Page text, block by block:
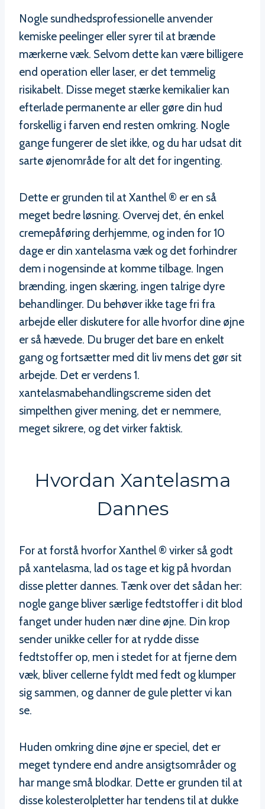
Nogle sundhedsprofessionelle anvender
kemiske peelinger eller syrer til at brænde
mærkerne væk. Selvom dette kan være billigere
end operation eller laser, er det temmelig
risikabelt. Disse meget stærke kemikalier kan
efterlade permanente ar eller gøre din hud
forskellig i farven end resten omkring. Nogle
gange fungerer de slet ikke, og du har udsat dit
sarte øjenområde for alt det for ingenting.
Dette er grunden til at Xanthel ® er en så
meget bedre løsning. Overvej det, én enkel
cremepåføring derhjemme, og inden for 10
dage er din xantelasma væk og det forhindrer
dem i nogensinde at komme tilbage. Ingen
brænding, ingen skæring, ingen talrige dyre
behandlinger. Du behøver ikke tage fri fra
arbejde eller diskutere for alle hvorfor dine øjne
er så hævede. Du bruger det bare en enkelt
gang og fortsætter med dit liv mens det gør sit
arbejde. Det er verdens 1.
xantelasmabehandlingscreme siden det
simpelthen giver mening, det er nemmere,
meget sikrere, og det virker faktisk.
Hvordan Xantelasma
Dannes
For at forstå hvorfor Xanthel ® virker så godt
på xantelasma, lad os tage et kig på hvordan
disse pletter dannes. Tænk over det sådan her:
nogle gange bliver særlige fedtstoffer i dit blod
fanget under huden nær dine øjne. Din krop
sender unikke celler for at rydde disse
fedtstoffer op, men i stedet for at fjerne dem
væk, bliver cellerne fyldt med fedt og klumper
sig sammen, og danner de gule pletter vi kan
se.
Huden omkring dine øjne er speciel, det er
meget tyndere end andre ansigtsområder og
har mange små blodkar. Dette er grunden til at
disse kolesterolpletter har tendens til at dukke